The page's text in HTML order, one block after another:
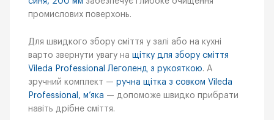
промислових поверхонь.
Для швидкого збору сміття у залі або на кухні
варто звернути увагу на щітку для збору сміття
Vileda Professional Леголенд з рукояткою. А
зручний комплект — ручна щітка з совком Vileda
Professional, м’яка — допоможе швидко прибрати
навіть дрібне сміття.